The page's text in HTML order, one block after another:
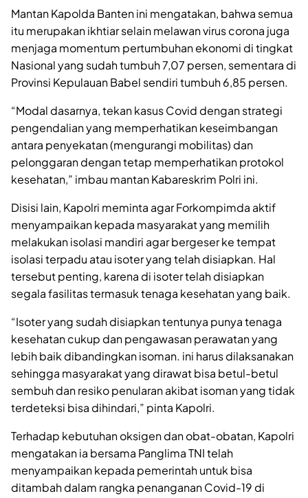
Mantan Kapolda Banten ini mengatakan, bahwa semua
itu merupakan ikhtiar selain melawan virus corona juga
menjaga momentum pertumbuhan ekonomi di tingkat
Nasional yang sudah tumbuh 7,07 persen, sementara di
Provinsi Kepulauan Babel sendiri tumbuh 6,85 persen.
“Modal dasarnya, tekan kasus Covid dengan strategi
pengendalian yang memperhatikan keseimbangan
antara penyekatan (mengurangi mobilitas) dan
pelonggaran dengan tetap memperhatikan protokol
kesehatan,” imbau mantan Kabareskrim Polri ini.
Disisi lain, Kapolri meminta agar Forkompimda aktif
menyampaikan kepada masyarakat yang memilih
melakukan isolasi mandiri agar bergeser ke tempat
isolasi terpadu atau isoter yang telah disiapkan. Hal
tersebut penting, karena di isoter telah disiapkan
segala fasilitas termasuk tenaga kesehatan yang baik.
“Isoter yang sudah disiapkan tentunya punya tenaga
kesehatan cukup dan pengawasan perawatan yang
lebih baik dibandingkan isoman. ini harus dilaksanakan
sehingga masyarakat yang dirawat bisa betul-betul
sembuh dan resiko penularan akibat isoman yang tidak
terdeteksi bisa dihindari,” pinta Kapolri.
Terhadap kebutuhan oksigen dan obat-obatan, Kapolri
mengatakan ia bersama Panglima TNI telah
menyampaikan kepada pemerintah untuk bisa
ditambah dalam rangka penanganan Covid-19 di